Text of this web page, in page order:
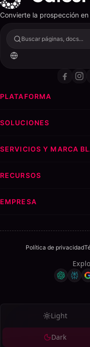
Convierte la prospección
Buscar páginas, docs...
PLATAFORMA
SOLUCIONES
SERVICIOS Y MARCA
RECURSOS
EMPRESA
Política de privacidad
Light
Dark